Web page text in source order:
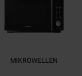
MIKROWELLEN